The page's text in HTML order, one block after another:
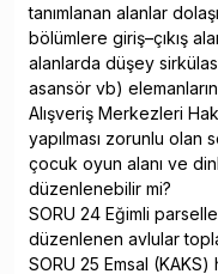
tanımlanan alanlar
bölümlere giriş–çıkış
alanlarda düşey
asansör vb)
Alışveriş Merkezleri
yapılması zorunlu olan
çocuk oyun alanı ve
düzenlenebilir mi?
SORU 24 Eğimli
düzenlenen avlular
SORU 25 Emsal